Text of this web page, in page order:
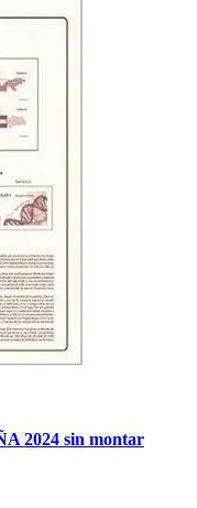
2024 sin montar